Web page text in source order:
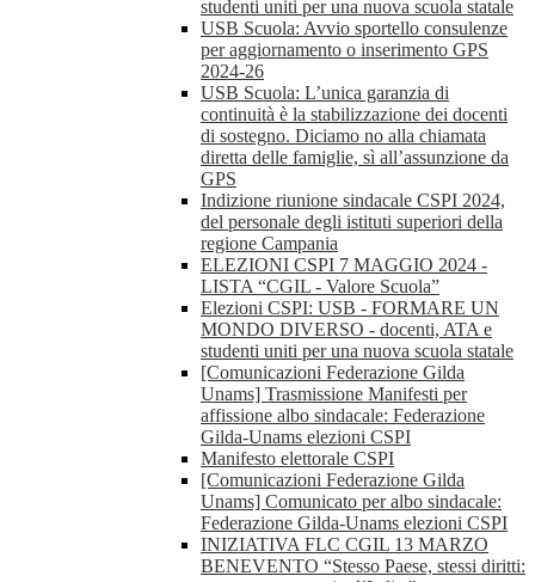
studenti uniti per una nuova scuola statale
USB Scuola: Avvio sportello consulenze
per aggiornamento o inserimento GPS
2024-26
USB Scuola: L’unica garanzia di
continuità è la stabilizzazione dei docenti
di sostegno. Diciamo no alla chiamata
diretta delle famiglie, sì all’assunzione da
GPS
Indizione riunione sindacale CSPI 2024,
del personale degli istituti superiori della
regione Campania
ELEZIONI CSPI 7 MAGGIO 2024 -
LISTA “CGIL - Valore Scuola”
Elezioni CSPI: USB - FORMARE UN
MONDO DIVERSO - docenti, ATA e
studenti uniti per una nuova scuola statale
[Comunicazioni Federazione Gilda
Unams] Trasmissione Manifesti per
affissione albo sindacale: Federazione
Gilda-Unams elezioni CSPI
Manifesto elettorale CSPI
[Comunicazioni Federazione Gilda
Unams] Comunicato per albo sindacale:
Federazione Gilda-Unams elezioni CSPI
INIZIATIVA FLC CGIL 13 MARZO
BENEVENTO “Stesso Paese, stessi diritti: